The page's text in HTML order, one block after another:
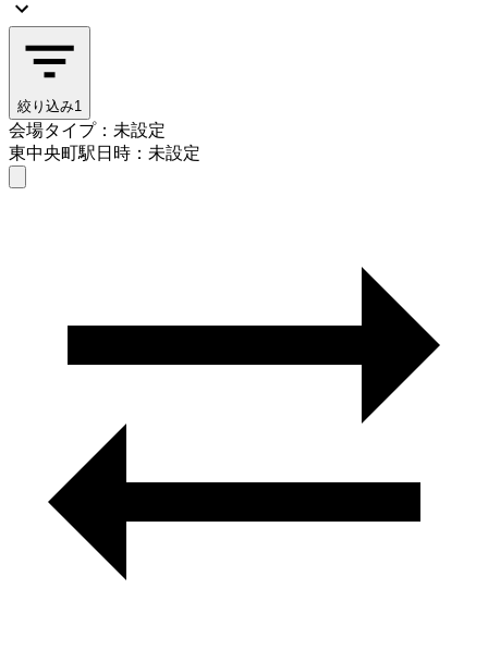
絞り込み1
会場タイプ：未設定
東中央町駅日時：未設定